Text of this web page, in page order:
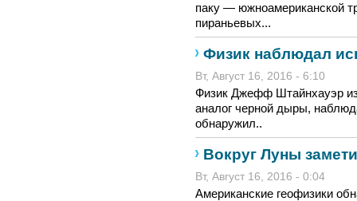
паку — южноамериканской
пираньевых...
Физик наблюдал
Вт, Август 16, 2016 - 6:10
Физик Джефф Штайнхауэр
аналог черной дыры,
обнаружил..
Вокруг Луны
Вт, Август 16, 2016 - 0:04
Американские геофизики